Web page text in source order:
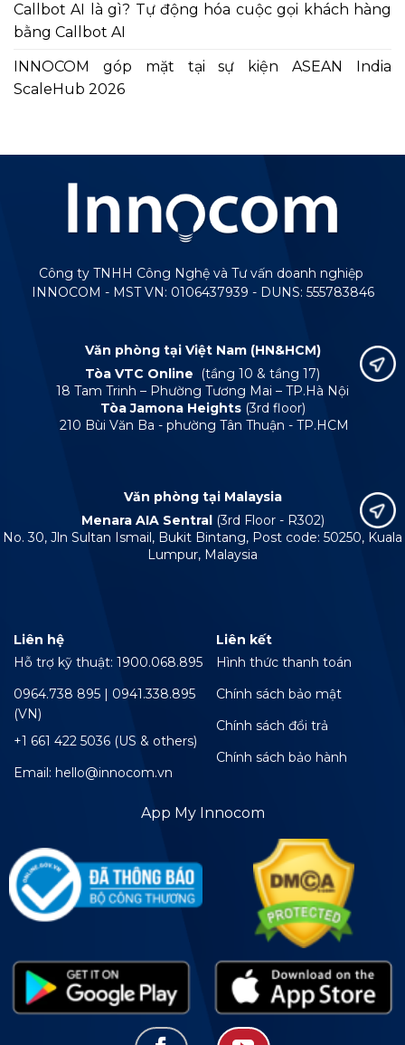
Callbot AI là gì? Tự động hóa cuộc gọi khách hàng
bằng Callbot AI
INNOCOM góp mặt tại sự kiện ASEAN India
ScaleHub 2026
Công ty TNHH Công Nghệ và Tư vấn doanh nghiệp
INNOCOM - MST VN: 0106437939 - DUNS: 555783846
Văn phòng tại Việt Nam (HN&HCM)
Tòa VTC Online
(tầng 10 & tầng 17)
18 Tam Trinh – Phường Tương Mai – TP.Hà Nội
Tòa Jamona Heights (3rd floor)
210 Bùi Văn Ba - phường Tân Thuận - TP.HCM
Văn phòng tại Malaysia
Menara AIA Sentral (3rd Floor - R302)
No. 30, Jln Sultan Ismail, Bukit Bintang, Post code: 50250, Kuala
Lumpur, Malaysia
Liên hệ
Hỗ trợ kỹ thuật: 1900.068.895
0964.738 895 | 0941.338.895
(VN)
+1 661 422 5036 (US & others)
Email: hello@innocom.vn
Liên kết
Hình thức thanh toán
Chính sách bảo mật
Chính sách đổi trả
Chính sách bảo hành
App My Innocom